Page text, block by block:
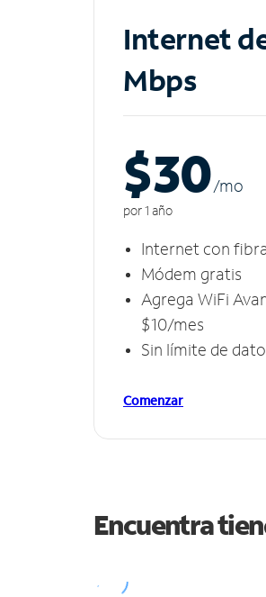
Internet
Mbps
$30/mo
por 1 año
Internet con
Módem gratis
Agrega WiFi
$10/mes
Sin límite de
Comenzar
Encuentra